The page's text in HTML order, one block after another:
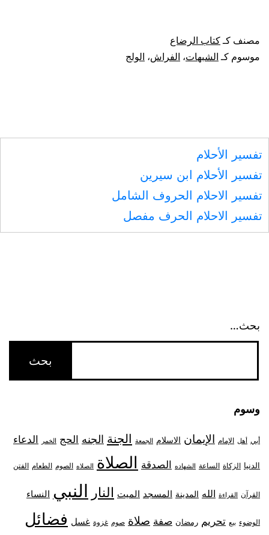
للفراش،
وتوقى
مصنف كـكتاب الرضاع
موسوم كـ الشبهات، الفراش، الولج
تفسير الأحلام
تفسير الأحلام ابن سيرين
تفسير الاحلام الحروف الشامل
تفسير الاحلام الحرف مفصل
بحث…
وسوم
أبي أهل الإمام الإيمان الاسلام الجمعة الجنة الجنه الحج الخمر الدعاء
الدنيا الزكاة الساعة الشهاده الصدقة الصلاة الصلاه الصوم الطعام الفتن
القرآن القراءة الله المدينة المسجد الميت النار النبي النساء
الوضوء بيع تحريم رمضان صفة صلاة صوم غزوة غسل فضائل